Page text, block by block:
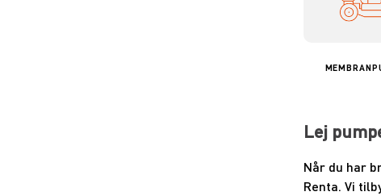
Lej
Når du har
Renta. Vi